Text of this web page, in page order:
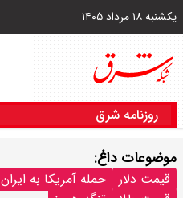
یکشنبه ۱۸ مرداد ۱۴۰۵
روزنامه شرق
موضوعات داغ:
قیمت دلار حمله آمریکا به ایران